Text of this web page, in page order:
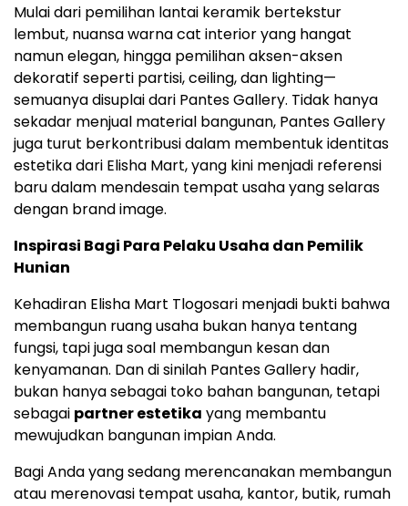
Mulai dari pemilihan lantai keramik bertekstur
lembut, nuansa warna cat interior yang hangat
namun elegan, hingga pemilihan aksen-aksen
dekoratif seperti partisi, ceiling, dan lighting—
semuanya disuplai dari Pantes Gallery. Tidak hanya
sekadar menjual material bangunan, Pantes Gallery
juga turut berkontribusi dalam membentuk identitas
estetika dari Elisha Mart, yang kini menjadi referensi
baru dalam mendesain tempat usaha yang selaras
dengan brand image.
Inspirasi Bagi Para Pelaku Usaha dan Pemilik
Hunian
Kehadiran Elisha Mart Tlogosari menjadi bukti bahwa
membangun ruang usaha bukan hanya tentang
fungsi, tapi juga soal membangun kesan dan
kenyamanan. Dan di sinilah Pantes Gallery hadir,
bukan hanya sebagai toko bahan bangunan, tetapi
sebagai partner estetika yang membantu
mewujudkan bangunan impian Anda.
Bagi Anda yang sedang merencanakan membangun
atau merenovasi tempat usaha, kantor, butik, rumah